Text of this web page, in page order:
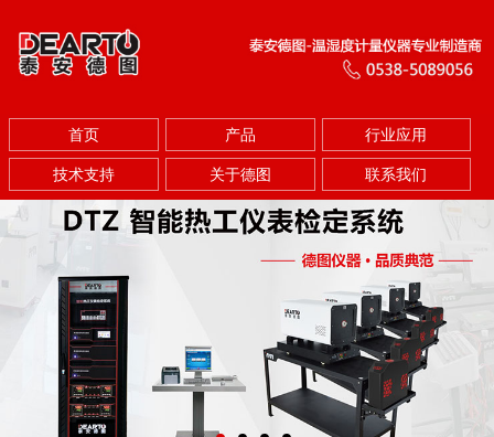
首页 产品 行业应用
技术支持 关于德图 联系我们